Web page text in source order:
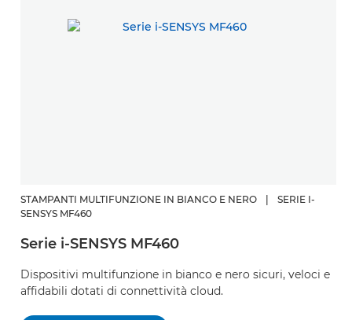
STAMPANTI MULTIFUNZIONE IN BIANCO E NERO
SERIE I-
SENSYS MF460
Serie i-SENSYS MF460
Dispositivi multifunzione in bianco e nero sicuri, veloci e
affidabili dotati di connettività cloud.